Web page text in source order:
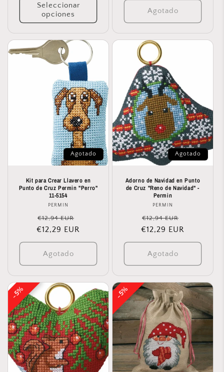
Seleccionar
opciones
Agotado
Agotado
Kit para Crear Llavero en
Punto de Cruz Permin "Perro"
11-5154
Proveedor:
PERMIN
Precio
habitual
€12,94 EUR
de
oferta
€12,29 EUR
Agotado
Agotado
Adorno de Navidad en Punto
de Cruz "Reno de Navidad" -
Permin
Proveedor:
PERMIN
Precio
habitual
€12,94 EUR
de
oferta
€12,29 EUR
Agotado
5%
5% 5%
5%